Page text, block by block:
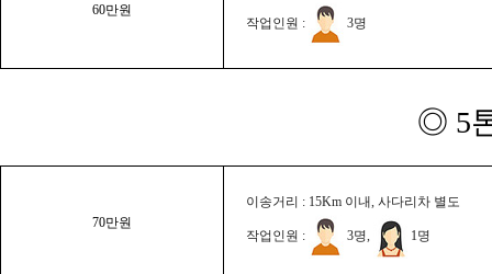
60만원
작업인원 : 3명
◎ 5
70만원
이송거리 : 15Km 이내, 사다리차 별도
작업인원 : 3명, 1명